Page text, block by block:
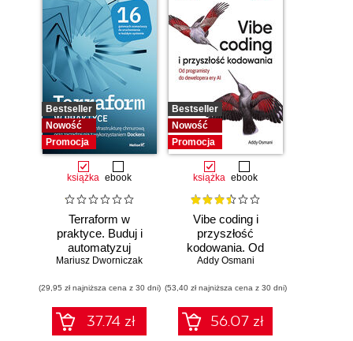
Bestseller
Nowość
Promocja
książka ebook
Terraform w
praktyce. Buduj i
automatyzuj
infrastrukturę
zarządzaj nią z
wykorzystaniem
Dockera
Mariusz Dworniczak
(29,95 zł najniższa cena z 30 dni)
37.74 zł
Bestseller
Nowość
Promocja
książka ebook
Vibe coding i
przyszłość
kodowania. Od
programisty do
Addy Osmani
(53,40 zł najniższa cena z 30 dni)
56.07 zł